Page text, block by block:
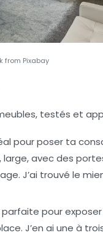
from Pixabay
testés et
pour poser ta
large, avec des
J’ai trouvé le
parfaite pour
J’en ai une à